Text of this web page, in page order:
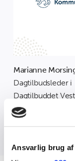
Ansvarlig brug
Marianne
Dagtilbudsleder i
Dagtilbuddet Vest
marh@varde.dk
50 70 28 62